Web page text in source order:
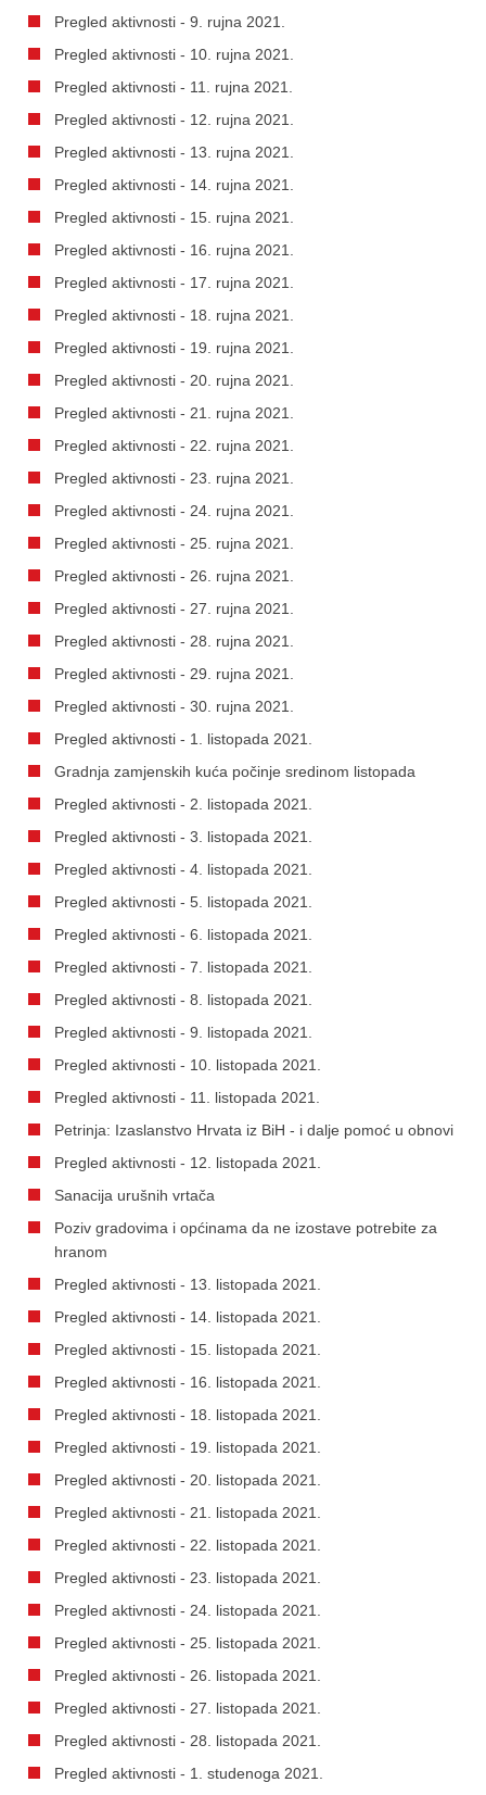
Pregled aktivnosti - 9. rujna 2021.
Pregled aktivnosti - 10. rujna 2021.
Pregled aktivnosti - 11. rujna 2021.
Pregled aktivnosti - 12. rujna 2021.
Pregled aktivnosti - 13. rujna 2021.
Pregled aktivnosti - 14. rujna 2021.
Pregled aktivnosti - 15. rujna 2021.
Pregled aktivnosti - 16. rujna 2021.
Pregled aktivnosti - 17. rujna 2021.
Pregled aktivnosti - 18. rujna 2021.
Pregled aktivnosti - 19. rujna 2021.
Pregled aktivnosti - 20. rujna 2021.
Pregled aktivnosti - 21. rujna 2021.
Pregled aktivnosti - 22. rujna 2021.
Pregled aktivnosti - 23. rujna 2021.
Pregled aktivnosti - 24. rujna 2021.
Pregled aktivnosti - 25. rujna 2021.
Pregled aktivnosti - 26. rujna 2021.
Pregled aktivnosti - 27. rujna 2021.
Pregled aktivnosti - 28. rujna 2021.
Pregled aktivnosti - 29. rujna 2021.
Pregled aktivnosti - 30. rujna 2021.
Pregled aktivnosti - 1. listopada 2021.
Gradnja zamjenskih kuća počinje sredinom listopada
Pregled aktivnosti - 2. listopada 2021.
Pregled aktivnosti - 3. listopada 2021.
Pregled aktivnosti - 4. listopada 2021.
Pregled aktivnosti - 5. listopada 2021.
Pregled aktivnosti - 6. listopada 2021.
Pregled aktivnosti - 7. listopada 2021.
Pregled aktivnosti - 8. listopada 2021.
Pregled aktivnosti - 9. listopada 2021.
Pregled aktivnosti - 10. listopada 2021.
Pregled aktivnosti - 11. listopada 2021.
Petrinja: Izaslanstvo Hrvata iz BiH - i dalje pomoć u obnovi
Pregled aktivnosti - 12. listopada 2021.
Sanacija urušnih vrtača
Poziv gradovima i općinama da ne izostave potrebite za
hranom
Pregled aktivnosti - 13. listopada 2021.
Pregled aktivnosti - 14. listopada 2021.
Pregled aktivnosti - 15. listopada 2021.
Pregled aktivnosti - 16. listopada 2021.
Pregled aktivnosti - 18. listopada 2021.
Pregled aktivnosti - 19. listopada 2021.
Pregled aktivnosti - 20. listopada 2021.
Pregled aktivnosti - 21. listopada 2021.
Pregled aktivnosti - 22. listopada 2021.
Pregled aktivnosti - 23. listopada 2021.
Pregled aktivnosti - 24. listopada 2021.
Pregled aktivnosti - 25. listopada 2021.
Pregled aktivnosti - 26. listopada 2021.
Pregled aktivnosti - 27. listopada 2021.
Pregled aktivnosti - 28. listopada 2021.
Pregled aktivnosti - 1. studenoga 2021.